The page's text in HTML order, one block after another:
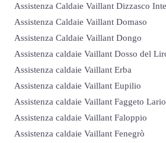
Assistenza Caldaie Vaillant Dizzasco
Assistenza Caldaie Vaillant Domaso
Assistenza Caldaie Vaillant Dongo
Assistenza caldaie Vaillant Dosso del
Assistenza caldaie Vaillant Erba
Assistenza caldaie Vaillant Eupilio
Assistenza caldaie Vaillant Faggeto Lario
Assistenza caldaie Vaillant Faloppio
Assistenza caldaie Vaillant Fenegrò